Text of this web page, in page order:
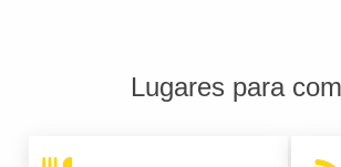
Lugares para